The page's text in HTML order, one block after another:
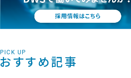
PICK UP
おすすめ記事